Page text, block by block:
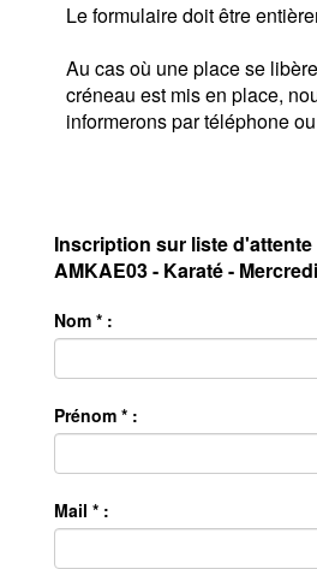
Le formulaire doit être
Au cas où une place se
créneau est mis en place,
informerons par téléphone
Inscription sur liste
AMKAE03 - Karaté -
Nom * :
Prénom * :
Mail * :